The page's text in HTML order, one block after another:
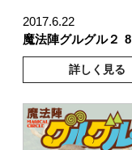
2017.6.22
魔法陣グルグル２ 8
詳しく見る